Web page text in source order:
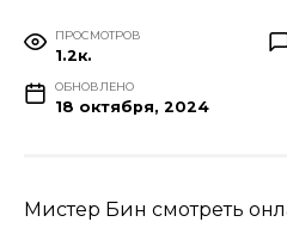
ПРОСМОТРОВ
1.2к.
ОБНОВЛЕНО
18 октября, 2024
Мистер Бин смотреть